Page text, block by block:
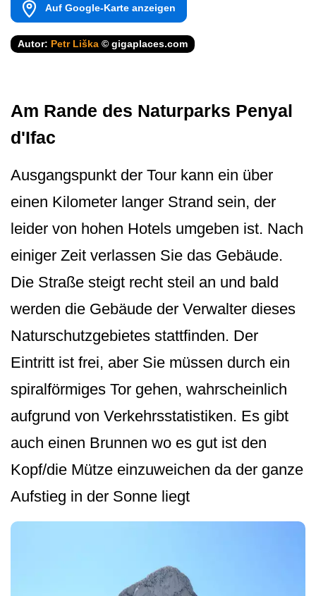
Auf Google-Karte anzeigen
Autor: Petr Liška © gigaplaces.com
Am Rande des Naturparks Penyal
d'Ifac
Ausgangspunkt der Tour kann ein über
einen Kilometer langer Strand sein, der
leider von hohen Hotels umgeben ist. Nach
einiger Zeit verlassen Sie das Gebäude.
Die Straße steigt recht steil an und bald
werden die Gebäude der Verwalter dieses
Naturschutzgebietes stattfinden. Der
Eintritt ist frei, aber Sie müssen durch ein
spiralförmiges Tor gehen, wahrscheinlich
aufgrund von Verkehrsstatis­tiken. Es gibt
auch einen Brunnen wo es gut ist den
Kopf/die Mütze einzuweichen da der ganze
Aufstieg in der Sonne liegt